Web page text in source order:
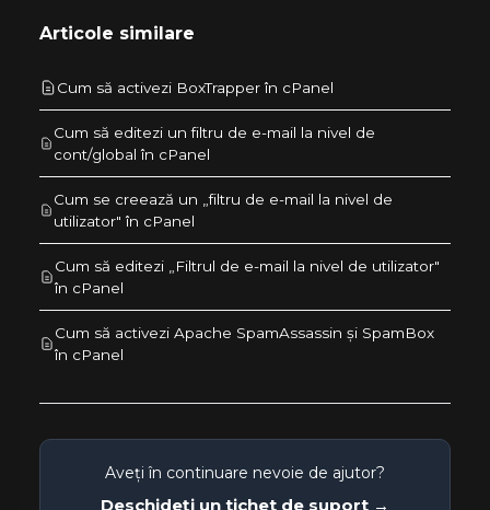
Articole similare
Cum să activezi BoxTrapper în cPanel
Cum să editezi un filtru de e-mail la nivel de
cont/global în cPanel
Cum se creează un „filtru de e-mail la nivel de
utilizator" în cPanel
Cum să editezi „Filtrul de e-mail la nivel de utilizator"
în cPanel
Cum să activezi Apache SpamAssassin și SpamBox
în cPanel
Aveți în continuare nevoie de ajutor?
Deschideți un tichet de suport →